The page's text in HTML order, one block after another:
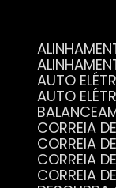
AUTO
AUTO
CORREIA
CORREIA
CORREIA
CORREIA